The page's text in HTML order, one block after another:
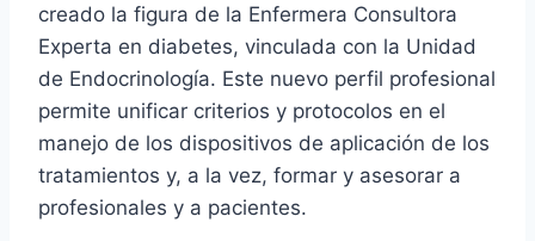
creado la figura de la Enfermera Consultora
Experta en diabetes, vinculada con la Unidad
de Endocrinología. Este nuevo perfil profesional
permite unificar criterios y protocolos en el
manejo de los dispositivos de aplicación de los
tratamientos y, a la vez, formar y asesorar a
profesionales y a pacientes.